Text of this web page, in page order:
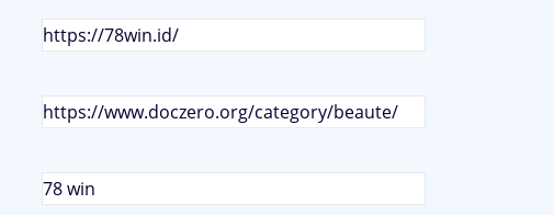
https://78win.id/
https://www.doczero.org/category/beaute/
78 win